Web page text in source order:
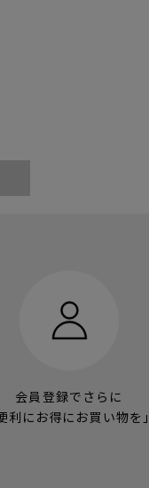
会員登録でさらに
利にお得にお買い物を」